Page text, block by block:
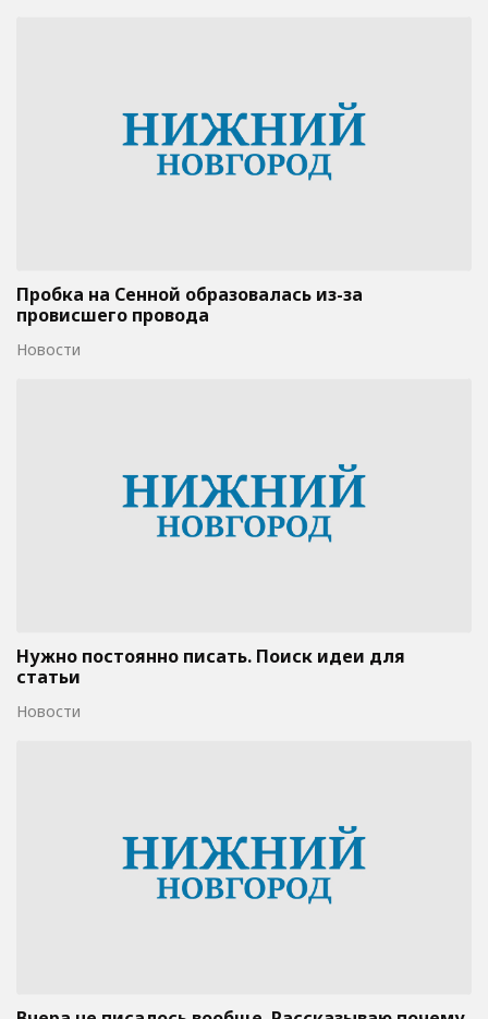
Пробка на Сенной образовалась из-за
провисшего провода
Новости
Нужно постоянно писать. Поиск идеи для
статьи
Новости